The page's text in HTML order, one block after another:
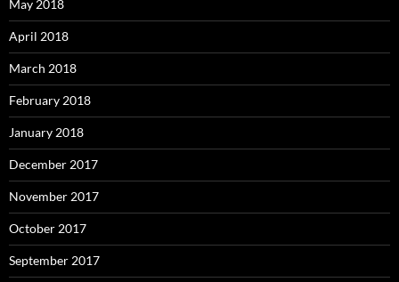
May 2018
April 2018
March 2018
February 2018
January 2018
December 2017
November 2017
October 2017
September 2017